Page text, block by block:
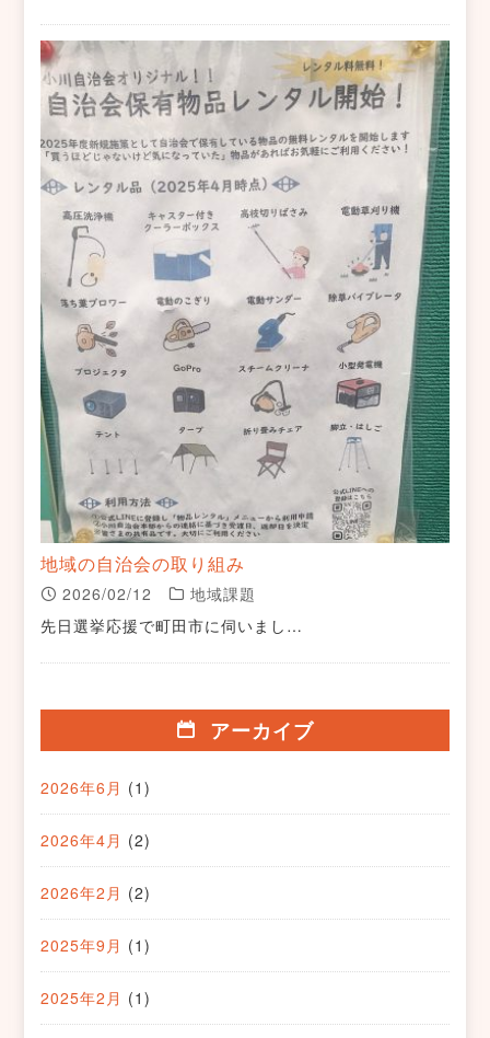
地域の自治会の取り組み
2026/02/12
地域課題
先日選挙応援で町田市に伺いまし…
アーカイブ
2026年6月 (1)
2026年4月 (2)
2026年2月 (2)
2025年9月 (1)
2025年2月 (1)